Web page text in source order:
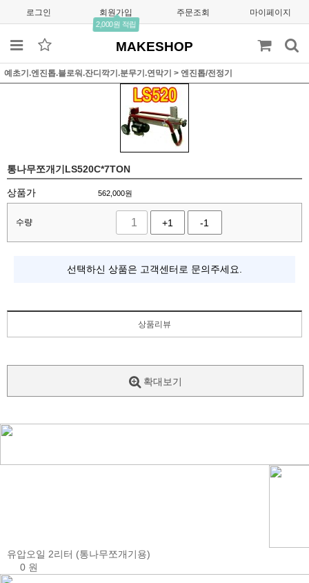
로그인 회원가입
2,000원 적립
주문조회 마이페이지
MAKESHOP
예초기.엔진톱.블로워.잔디깍기.분무기.연막기 > 엔진톱/전정기
통나무쪼개기LS520C*7TON
상품가 562,000원
수량 +1 -1
선택하신 상품은 고객센터로 문의주세요.
상품리뷰
확대보기
유압오일 2리터 (통나무쪼개기용)
0 원